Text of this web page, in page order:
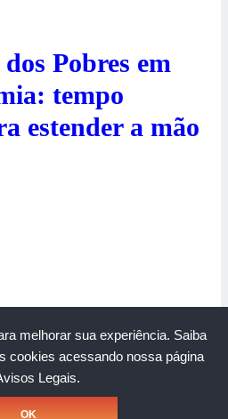
melhorar sua experiência. Saiba
cookies acessando nossa página
Legais.
OK
Pobres em
tempo
estender a mão